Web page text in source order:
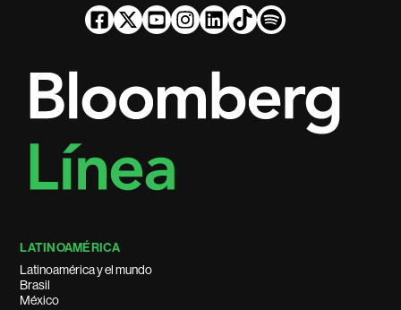
LATINOAMÉRICA
Latinoamérica y el mundo
Brasil
México